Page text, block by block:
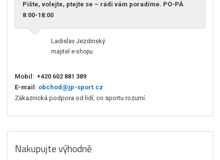
Pište, volejte, ptejte se – rádi vám poradíme. PO-PÁ
8:00-18:00
Ladislav Jezdinský
majitel e-shopu
Mobil: +420 602 881 389
E-mail: obchod@jp-sport.cz
Zákaznická podpora od lidí, co sportu rozumí.
Nakupujte výhodně